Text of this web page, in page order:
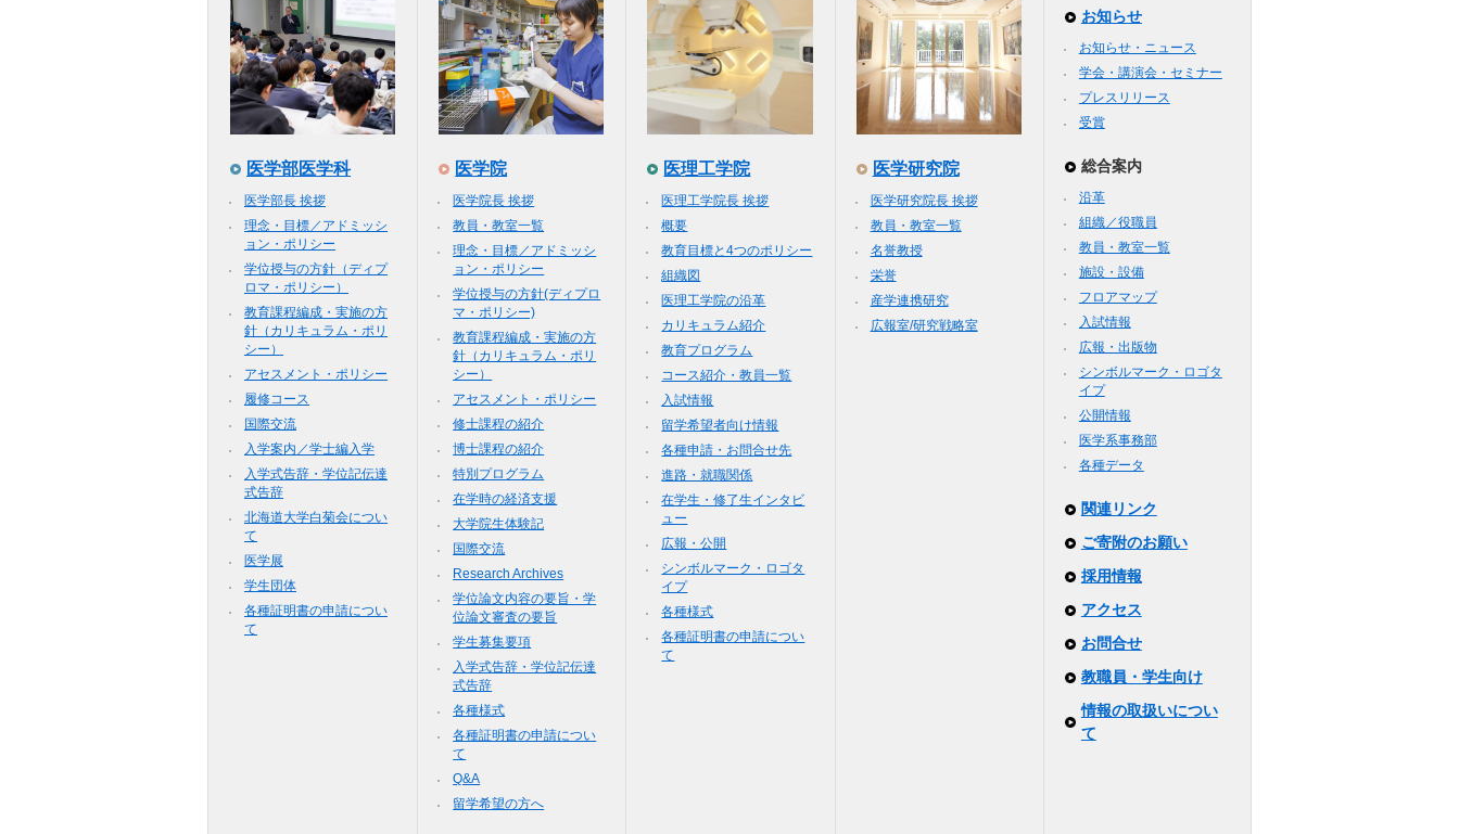
医学部医学科
医学部長 挨拶
理念・目標／アドミッシ
ョン・ポリシー
学位授与の方針（ディプ
ロマ・ポリシー）
教育課程編成・実施の方
針（カリキュラム・ポリ
シー）
アセスメント・ポリシー
履修コース
国際交流
入学案内／学士編入学
入学式告辞・学位記伝達
式告辞
北海道大学白菊会につい
て
医学展
学生団体
各種証明書の申請につい
て
医学院
医学院長 挨拶
教員・教室一覧
理念・目標／アドミッシ
ョン・ポリシー
学位授与の方針(ディプロ
マ・ポリシー)
教育課程編成・実施の方
針（カリキュラム・ポリ
シー）
アセスメント・ポリシー
修士課程の紹介
博士課程の紹介
特別プログラム
在学時の経済支援
大学院生体験記
国際交流
Research Archives
学位論文内容の要旨・学
位論文審査の要旨
学生募集要項
入学式告辞・学位記伝達
式告辞
各種様式
各種証明書の申請につい
て
Q&A
留学希望の方へ
医理工学院
医理工学院長 挨拶
概要
教育目標と4つのポリシー
組織図
医理工学院の沿革
カリキュラム紹介
教育プログラム
コース紹介・教員一覧
入試情報
留学希望者向け情報
各種申請・お問合せ先
進路・就職関係
在学生・修了生インタビ
ュー
広報・公開
シンボルマーク・ロゴタ
イプ
各種様式
各種証明書の申請につい
て
医学研究院
医学研究院長 挨拶
教員・教室一覧
名誉教授
栄誉
産学連携研究
広報室/研究戦略室
お知らせ
お知らせ・ニュース
学会・講演会・セミナー
プレスリリース
受賞
総合案内
沿革
組織／役職員
教員・教室一覧
施設・設備
フロアマップ
入試情報
広報・出版物
シンボルマーク・ロゴタ
イプ
公開情報
医学系事務部
各種データ
関連リンク
ご寄附のお願い
採用情報
アクセス
お問合せ
教職員・学生向け
情報の取扱いについ
て